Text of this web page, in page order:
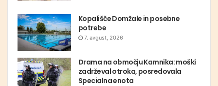
Kopališče Domžale in posebne
potrebe
7. avgust, 2026
Drama na območju Kamnika: moški
zadrževal otroka, posredovala
Specialna enota